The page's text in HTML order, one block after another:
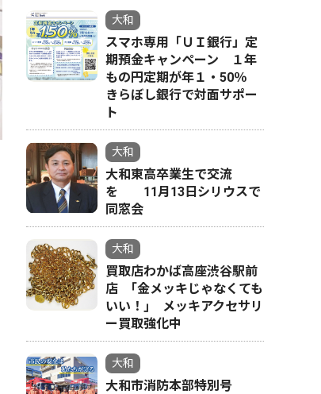
大和
スマホ専用「ＵＩ銀行」定
期預金キャンペーン １年
もの円定期が年１・50％
きらぼし銀行で対面サポー
ト
大和
大和東高卒業生で交流
を 11月13日シリウスで
同窓会
大和
買取店わかば高座渋谷駅前
店 ｢金メッキじゃなくても
いい！｣ メッキアクセサリ
ー買取強化中
大和
大和市消防本部特別号